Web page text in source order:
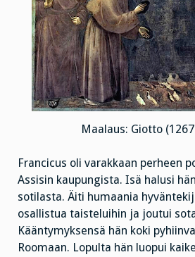
Maalaus: Giotto
Francicus oli varakkaan perheen
Assisin kaupungista. Isä halusi
sotilasta. Äiti humaania
osallistua taisteluihin ja joutui
Kääntymyksensä hän koki
Roomaan. Lopulta hän luopui